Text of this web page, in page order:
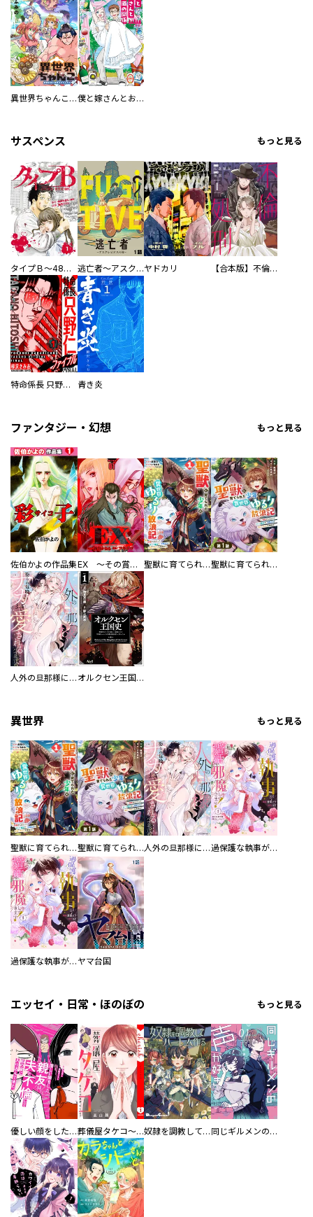
異世界ちゃんこ～横綱目前に召喚されたんだが～ 【連載版】 僕と嫁さんとお酒の関係
サスペンス もっと見る
タイプＢ～48時間後、致死率100％～【単話】 逃亡者～アスクレピオスの杖～ヤドカリ 【合本版】不倫処刑
特命係長 只野仁ファイナル 愛蔵版 青き炎
ファンタジー・幻想 もっと見る
佐伯かよの作品集 EX ～その賞金稼ぎは、世界の出口を探す～【単行本版】 聖獣に育てられた少年の異世界ゆるり放浪記～神様からもらったチート魔法で、仲間たちとスローライフを満喫中～ 聖獣に育てられた少年の異世界ゆるり放浪記～神様からもらったチート魔法で、仲間たちとスローライフを満喫中～【分冊版】
人外の旦那様に娶られ毎晩ナカまで愛される…。アンソロジー オルクセン王国史
異世界 もっと見る
聖獣に育てられた少年の異世界ゆるり放浪記～神様からもらったチート魔法で、仲間たちとスローライフを満喫中～ 聖獣に育てられた少年の異世界ゆるり放浪記～神様からもらったチート魔法で、仲間たちとスローライフを満喫中～【分冊版】 人外の旦那様に娶られ毎晩ナカまで愛される…。アンソロジー 過保護な執事が私の婚活を邪魔してきます！ 分冊版
過保護な執事が私の婚活を邪魔してきます！ ヤマ台国
エッセイ・日常・ほのぼの もっと見る
優しい顔をした親友は、夫と不倫して私の家に入り込んできた。 葬儀屋タケコ～あなたの最期、叶えます【電子単行本版】 奴隷を調教してハーレム作る 同じギルメンの声が好き